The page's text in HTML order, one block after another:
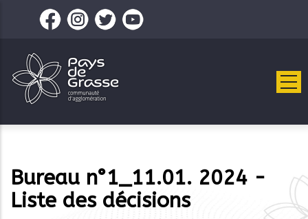
contenu
principal
Bureau n°1_11.01. 2024 -
Liste des décisions